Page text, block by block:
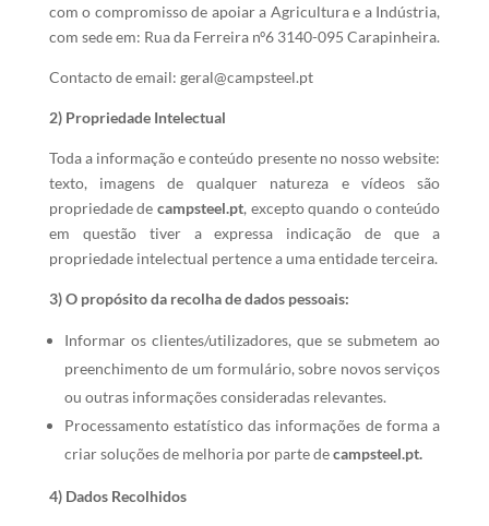
com o compromisso de apoiar a Agricultura e a Indústria,
com sede em: Rua da Ferreira nº6 3140-095 Carapinheira.
Contacto de email: geral@campsteel.pt
2) Propriedade Intelectual
Toda a informação e conteúdo presente no nosso website:
texto, imagens de qualquer natureza e vídeos são
propriedade de campsteel.pt, excepto quando o conteúdo
em questão tiver a expressa indicação de que a
propriedade intelectual pertence a uma entidade terceira.
3) O propósito da recolha de dados pessoais:
Informar os clientes/utilizadores, que se submetem ao
preenchimento de um formulário, sobre novos serviços
ou outras informações consideradas relevantes.
Processamento estatístico das informações de forma a
criar soluções de melhoria por parte decampsteel.pt.
4) Dados Recolhidos